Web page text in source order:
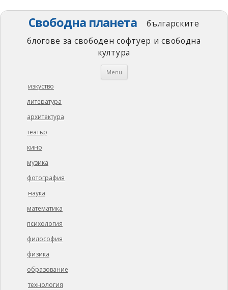
Свободна планета
българските
блогове за свободен софтуер и свободна
култура
Menu Skip
изкуство
литература
архитектура
театър
кино
музика
фотография
наука
математика
психология
философия
физика
образование
технология